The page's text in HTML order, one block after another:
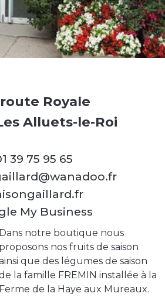
route Royale
Alluets-le-Roi
39 75 95 65
My Business
Dans notre boutique nous
proposons nos fruits de saison
que des légumes de saison
la famille FREMIN installée à la
Ferme de la Haye aux Mureaux.